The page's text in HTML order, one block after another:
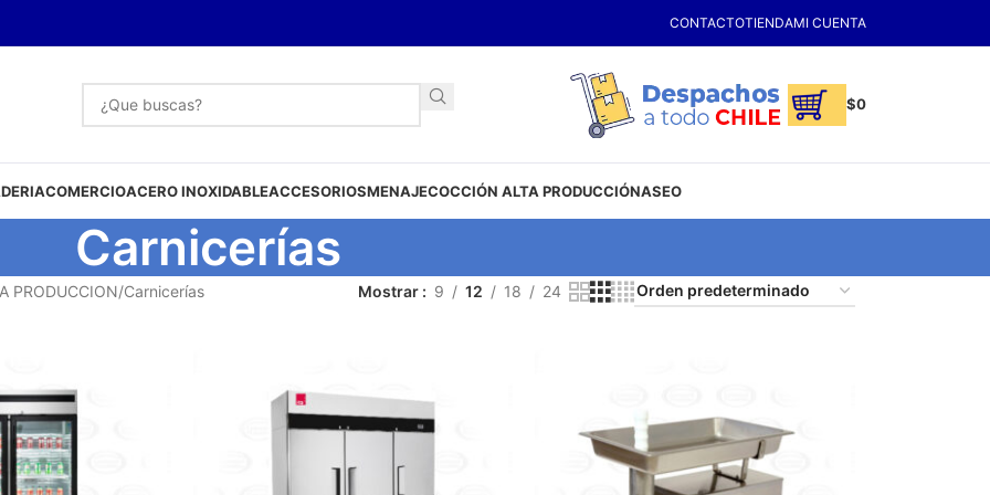
CONTACTOTIENDAMI CUENTA
$0
COMERCIOACERO INOXIDABLEACCESORIOSMENAJECOCCIÓN ALTA PRODUCCIÓNASEO
Carnicerías
PRODUCCION Carnicerías Mostrar 9 12 18 24